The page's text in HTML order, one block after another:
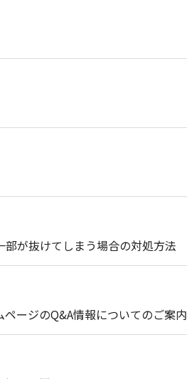
が抜けてしまう場合の対処方法
ージのQ&A情報についてのご案内